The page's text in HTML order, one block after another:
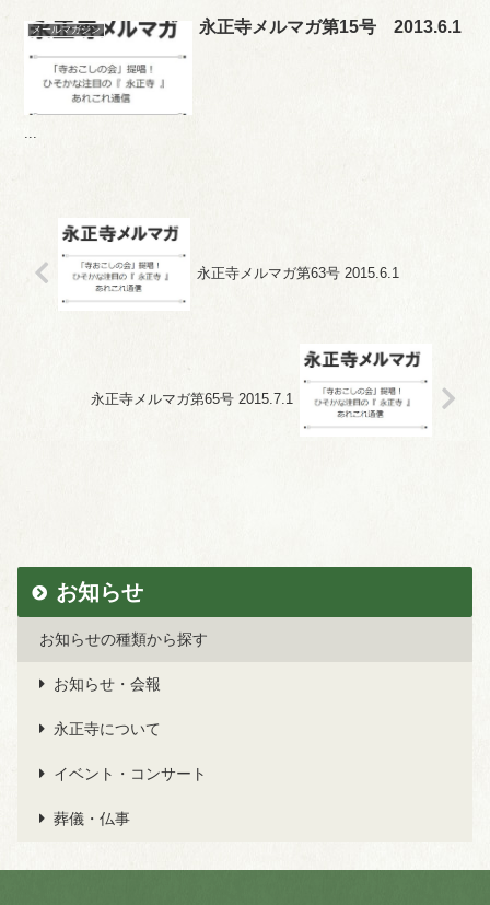
メールマガジン 永正寺メルマガ第15号 2013.6.1
...
永正寺メルマガ第63号 2015.6.1
永正寺メルマガ第65号 2015.7.1
お知らせ
お知らせの種類から探す
お知らせ・会報
永正寺について
イベント・コンサート
葬儀・仏事